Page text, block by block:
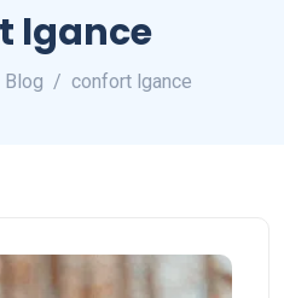
lgance
Blog confort lgance